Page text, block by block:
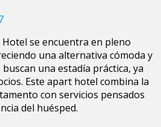
se encuentra en pleno
una alternativa cómoda y
una estadía práctica, ya
Este apart hotel combina la
con servicios pensados
del huésped.